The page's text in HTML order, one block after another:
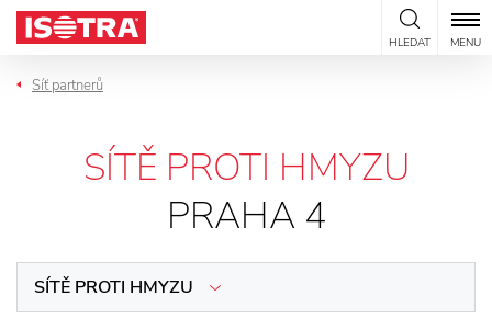
Přeskočit na obsah
HLEDAT MENU
Síť partnerů
SÍTĚ PROTI HMYZU
PRAHA 4
SÍTĚ PROTI HMYZU